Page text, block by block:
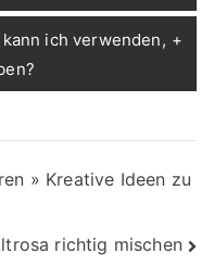
ich verwenden,
» Kreative Ideen zu
richtig mischen